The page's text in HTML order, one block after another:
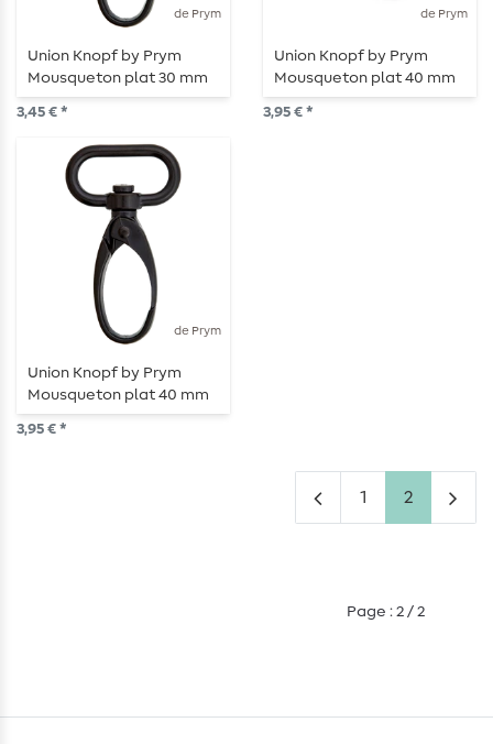
de Prym
Union Knopf by Prym
Mousqueton plat 30 mm
Noir
3,45 € *
de Prym
Union Knopf by Prym
Mousqueton plat 40 mm
Argenté
3,95 € *
de Prym
Union Knopf by Prym
Mousqueton plat 40 mm
Noir
3,95 € *
1 2
Page : 2 / 2